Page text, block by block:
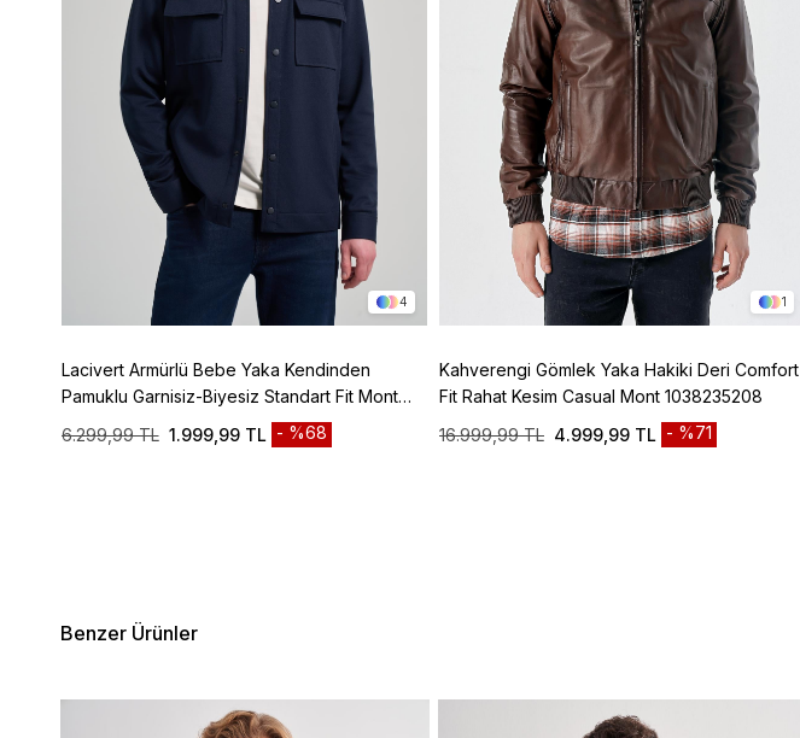
4
Lacivert Armürlü Bebe Yaka Kendinden
Pamuklu Garnisiz-Biyesiz Standart Fit Mont
6.299,99 TL 1.999,99 TL %68
1
Kahverengi Gömlek Yaka Hakiki Deri Comfort
Fit Rahat Kesim Casual Mont 1038235208
16.999,99 TL 4.999,99 TL %71
Benzer Ürünler